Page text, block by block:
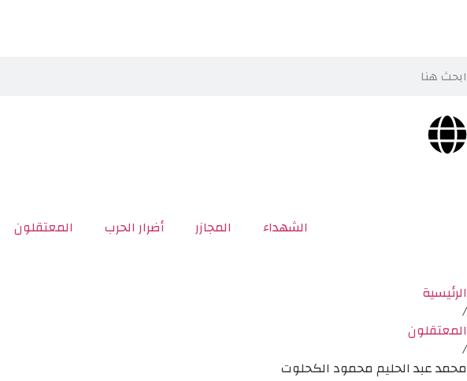
الشهداء المجازر أضرار الحرب المعتقلون
الرئيسية
/
المعتقلون
/
محمد عبد الحليم محمود الكحلوت